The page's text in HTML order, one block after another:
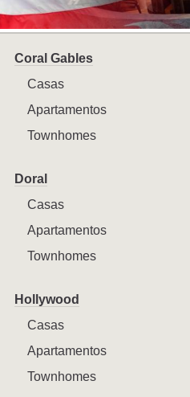
Coral Gables
Casas
Apartamentos
Townhomes
Doral
Casas
Apartamentos
Townhomes
Hollywood
Casas
Apartamentos
Townhomes